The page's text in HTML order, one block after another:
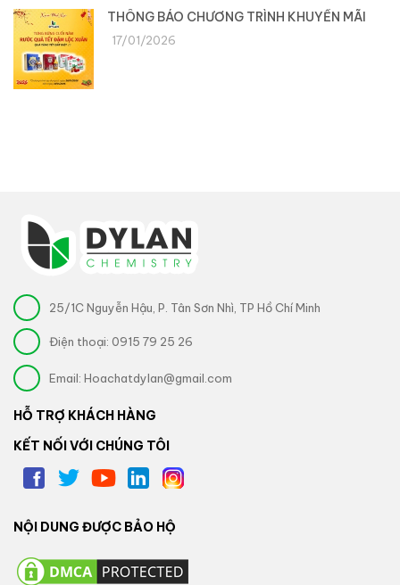
THÔNG BÁO CHƯƠNG TRÌNH KHUYẾN MÃI
17/01/2026
25/1C Nguyễn Hậu, P. Tân Sơn Nhì, TP Hồ Chí Minh
Điện thoại: 0915 79 25 26
Email: Hoachatdylan@gmail.com
HỖ TRỢ KHÁCH HÀNG
KẾT NỐI VỚI CHÚNG TÔI
NỘI DUNG ĐƯỢC BẢO HỘ